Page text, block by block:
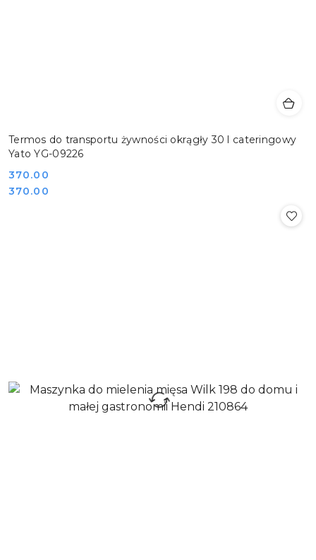
Termos do transportu żywności okrągły 30 l cateringowy
Yato YG-09226
Cena:
370.00
Cena:
370.00